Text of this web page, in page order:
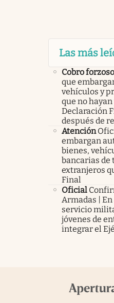
Las más
Cobro forzoso
que
vehículos y
que no
Declaración
después de
Atención
embargan
bienes,
bancarias de
extranjeros
Final
Oficial
Armadas |
servicio
jóvenes de
integrar el